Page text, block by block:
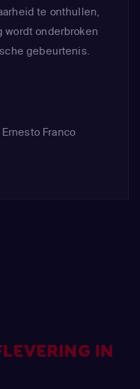
te onthullen,
wordt onderbroken
gebeurtenis.
Franco
IN